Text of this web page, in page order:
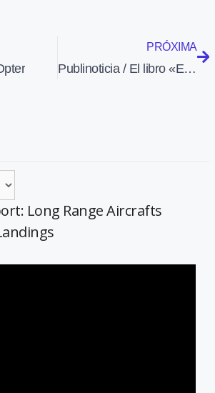
PRÓXIMA
Publinoticia / El libro «El tiempo visto desde el cielo» se presentará en Aeroteca el 8 de abril
Long Range Aircrafts